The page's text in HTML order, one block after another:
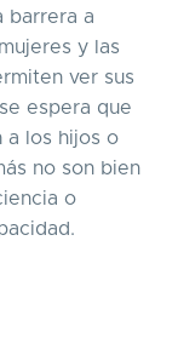
barrera a
y las
ver sus
espera que
a los hijos o
no son bien
o